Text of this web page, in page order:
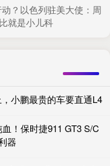
？以色列驻美大使：周
就是小儿科
小鹏最贵的车要直通L4
！保时捷911 GT3 S/C
器